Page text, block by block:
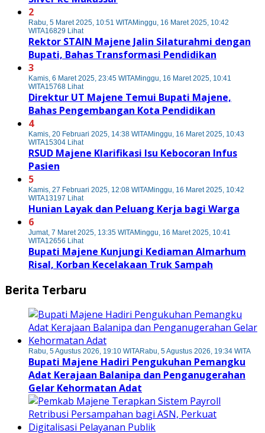
2
Rabu, 5 Maret 2025, 10:51 WITAMinggu, 16 Maret 2025, 10:42
WITA16829 Lihat
Rektor STAIN Majene Jalin Silaturahmi dengan
Bupati, Bahas Transformasi Pendidikan
3
Kamis, 6 Maret 2025, 23:45 WITAMinggu, 16 Maret 2025, 10:41
WITA15768 Lihat
Direktur UT Majene Temui Bupati Majene,
Bahas Pengembangan Kota Pendidikan
4
Kamis, 20 Februari 2025, 14:38 WITAMinggu, 16 Maret 2025, 10:43
WITA15304 Lihat
RSUD Majene Klarifikasi Isu Kebocoran Infus
Pasien
5
Kamis, 27 Februari 2025, 12:08 WITAMinggu, 16 Maret 2025, 10:42
WITA13197 Lihat
Hunian Layak dan Peluang Kerja bagi Warga
6
Jumat, 7 Maret 2025, 13:35 WITAMinggu, 16 Maret 2025, 10:41
WITA12656 Lihat
Bupati Majene Kunjungi Kediaman Almarhum
Risal, Korban Kecelakaan Truk Sampah
Berita Terbaru
Rabu, 5 Agustus 2026, 19:10 WITARabu, 5 Agustus 2026, 19:34 WITA
Bupati Majene Hadiri Pengukuhan Pemangku
Adat Kerajaan Balanipa dan Penganugerahan
Gelar Kehormatan Adat